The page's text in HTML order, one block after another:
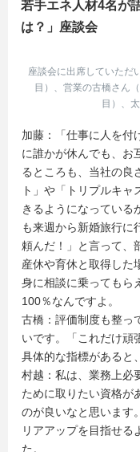
若手エネ人材4名が
は？」座談会
座談会に出席していただ
目）、営業の古橋さん
目）、
加藤：「仕事に人を付
に誰かが休んでも、お
るところも、当社の良
ト」や「トリプルキ
きるようになっている
も来週から新婚旅行に
頼んだ！」と言って、
産休や育休と取得した
身に相談に乗ってもら
100％なんですよ。
古橋：評価制度も整っ
いです。「これだけ頑
具体的な指標があると
村越：私は、業務上必
ために取りたい資格が
のが良いなと思います
リアアップを目指せる
た。